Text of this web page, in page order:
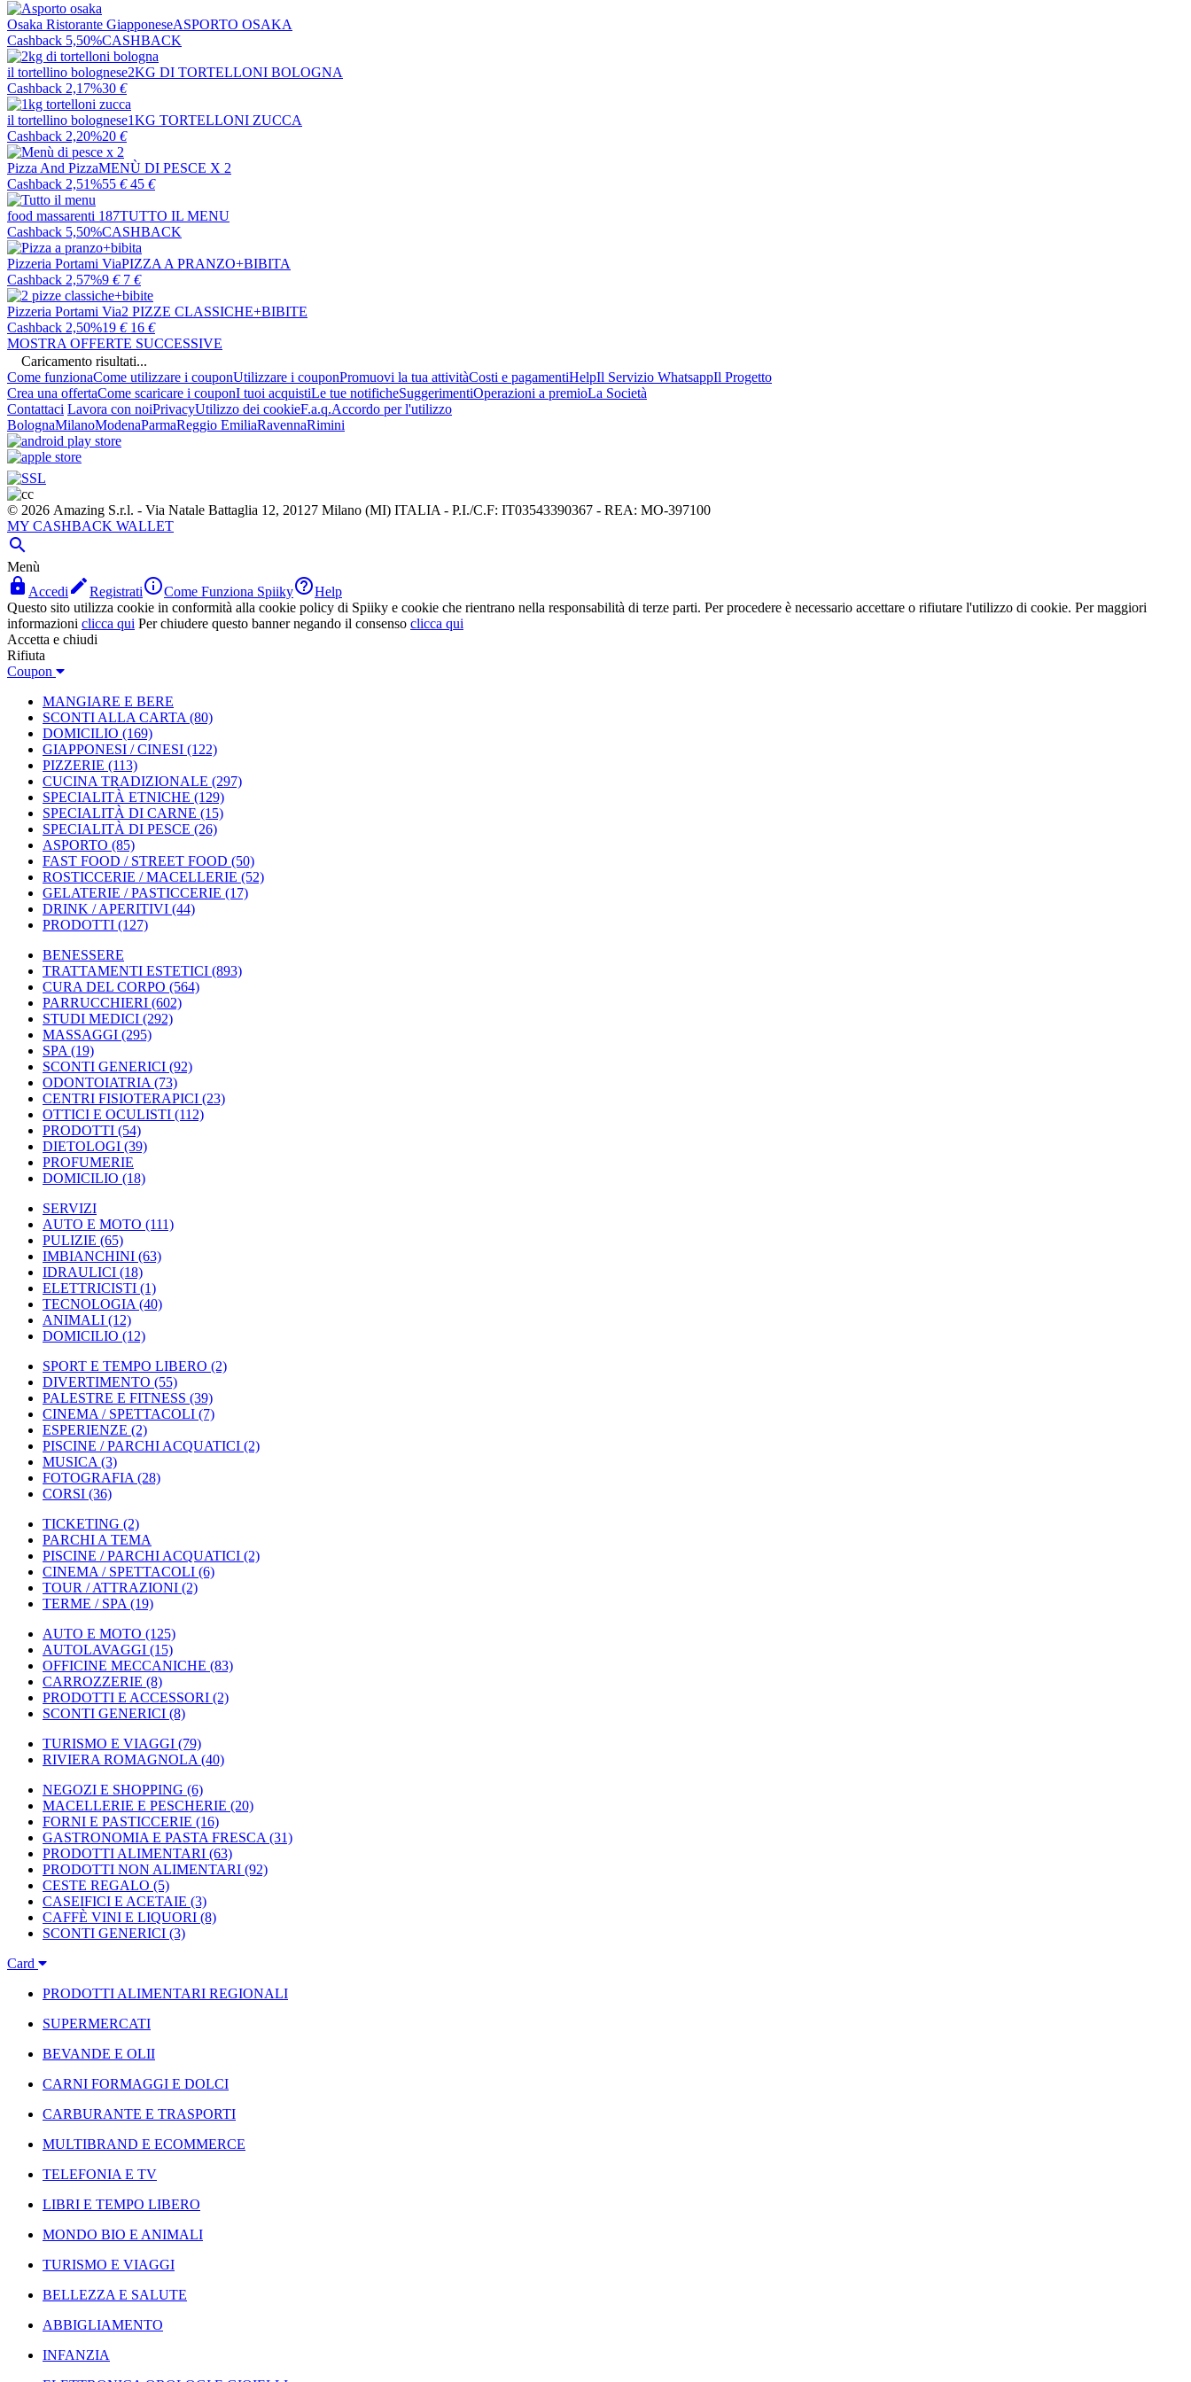
Osaka Ristorante GiapponeseASPORTO OSAKA
Cashback 5,50%CASHBACK
il tortellino bolognese2KG DI TORTELLONI BOLOGNA
Cashback 2,17%30 €
il tortellino bolognese1KG TORTELLONI ZUCCA
Cashback 2,20%20 €
Pizza And PizzaMENÙ DI PESCE X 2
Cashback 2,51%55 € 45 €
food massarenti 187TUTTO IL MENU
Cashback 5,50%CASHBACK
Pizzeria Portami ViaPIZZA A PRANZO+BIBITA
Cashback 2,57%9 € 7 €
Pizzeria Portami Via2 PIZZE CLASSICHE+BIBITE
Cashback 2,50%19 € 16 €
MOSTRA OFFERTE SUCCESSIVE
Caricamento risultati...
Come funzionaCome utilizzare i couponUtilizzare i couponPromuovi la tua attivitàCosti e pagamentiHelpIl Servizio WhatsappIl Progetto
Crea una offertaCome scaricare i couponI tuoi acquistiLe tue notificheSuggerimentiOperazioni a premioLa Società
Contattaci Lavora con noiPrivacyUtilizzo dei cookieF.a.q.Accordo per l'utilizzo
BolognaMilanoModenaParmaReggio EmiliaRavennaRimini
© 2026 Amazing S.r.l. - Via Natale Battaglia 12, 20127 Milano (MI) ITALIA - P.I./C.F: IT03543390367 - REA: MO-397100
MY CASHBACK WALLET

Menù
 Accedi RegistratiCome Funziona SpiikyHelp
Questo sito utilizza cookie in conformità alla cookie policy di Spiiky e cookie che rientrano nella responsabilità di terze parti. Per procedere è necessario accettare o rifiutare l'utilizzo di cookie. Per maggiori
informazioni clicca qui Per chiudere questo banner negando il consenso clicca qui
Accetta e chiudi
Rifiuta
Coupon
MANGIARE E BERE
SCONTI ALLA CARTA (80)
DOMICILIO (169)
GIAPPONESI / CINESI (122)
PIZZERIE (113)
CUCINA TRADIZIONALE (297)
SPECIALITÀ ETNICHE (129)
SPECIALITÀ DI CARNE (15)
SPECIALITÀ DI PESCE (26)
ASPORTO (85)
FAST FOOD / STREET FOOD (50)
ROSTICCERIE / MACELLERIE (52)
GELATERIE / PASTICCERIE (17)
DRINK / APERITIVI (44)
PRODOTTI (127)
BENESSERE
TRATTAMENTI ESTETICI (893)
CURA DEL CORPO (564)
PARRUCCHIERI (602)
STUDI MEDICI (292)
MASSAGGI (295)
SPA (19)
SCONTI GENERICI (92)
ODONTOIATRIA (73)
CENTRI FISIOTERAPICI (23)
OTTICI E OCULISTI (112)
PRODOTTI (54)
DIETOLOGI (39)
PROFUMERIE
DOMICILIO (18)
SERVIZI
AUTO E MOTO (111)
PULIZIE (65)
IMBIANCHINI (63)
IDRAULICI (18)
ELETTRICISTI (1)
TECNOLOGIA (40)
ANIMALI (12)
DOMICILIO (12)
SPORT E TEMPO LIBERO (2)
DIVERTIMENTO (55)
PALESTRE E FITNESS (39)
CINEMA / SPETTACOLI (7)
ESPERIENZE (2)
PISCINE / PARCHI ACQUATICI (2)
MUSICA (3)
FOTOGRAFIA (28)
CORSI (36)
TICKETING (2)
PARCHI A TEMA
PISCINE / PARCHI ACQUATICI (2)
CINEMA / SPETTACOLI (6)
TOUR / ATTRAZIONI (2)
TERME / SPA (19)
AUTO E MOTO (125)
AUTOLAVAGGI (15)
OFFICINE MECCANICHE (83)
CARROZZERIE (8)
PRODOTTI E ACCESSORI (2)
SCONTI GENERICI (8)
TURISMO E VIAGGI (79)
RIVIERA ROMAGNOLA (40)
NEGOZI E SHOPPING (6)
MACELLERIE E PESCHERIE (20)
FORNI E PASTICCERIE (16)
GASTRONOMIA E PASTA FRESCA (31)
PRODOTTI ALIMENTARI (63)
PRODOTTI NON ALIMENTARI (92)
CESTE REGALO (5)
CASEIFICI E ACETAIE (3)
CAFFÈ VINI E LIQUORI (8)
SCONTI GENERICI (3)
Card
PRODOTTI ALIMENTARI REGIONALI
SUPERMERCATI
BEVANDE E OLII
CARNI FORMAGGI E DOLCI
CARBURANTE E TRASPORTI
MULTIBRAND E ECOMMERCE
TELEFONIA E TV
LIBRI E TEMPO LIBERO
MONDO BIO E ANIMALI
TURISMO E VIAGGI
BELLEZZA E SALUTE
ABBIGLIAMENTO
INFANZIA